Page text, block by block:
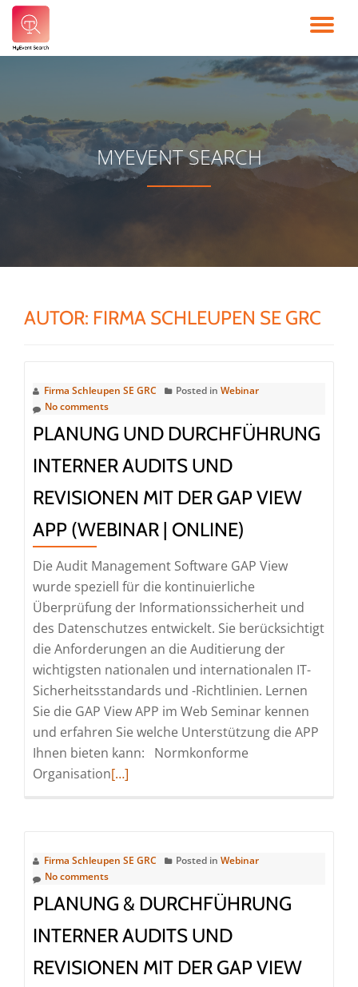
Skip
to
MYEVENT SEARCH
AUTOR: FIRMA SCHLEUPEN SE GRC
Firma Schleupen SE GRC Posted in Webinar
No comments
PLANUNG UND DURCHFÜHRUNG
INTERNER AUDITS UND
REVISIONEN MIT DER GAP VIEW
APP (WEBINAR | ONLINE)
Die Audit Management Software GAP View
wurde speziell für die kontinuierliche
Überprüfung der Informationssicherheit und
des Datenschutzes entwickelt. Sie berücksichtigt
die Anforderungen an die Auditierung der
wichtigsten nationalen und internationalen IT-
Sicherheitsstandards und -Richtlinien. Lernen
Sie die GAP View APP im Web Seminar kennen
und erfahren Sie welche Unterstützung die APP
Ihnen bieten kann: Normkonforme
OrganisationRead
und
interner
und
Revisionen
[…]
Firma Schleupen SE GRC Posted in Webinar
No comments
PLANUNG & DURCHFÜHRUNG
INTERNER AUDITS UND
REVISIONEN MIT DER GAP VIEW